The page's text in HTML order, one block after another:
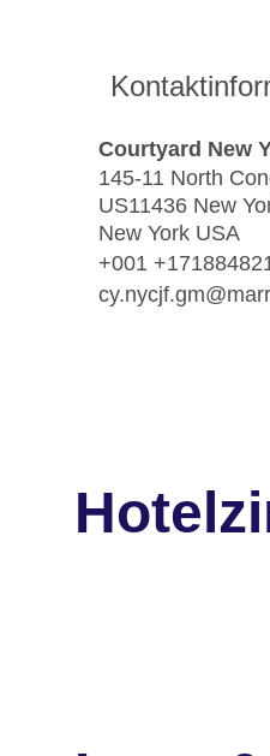
Courtyard New
145-11 North
US11436 New
New York USA
+001